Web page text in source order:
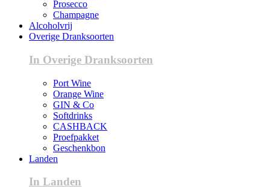
Prosecco
Champagne
Alcoholvrij
Overige Dranksoorten
In Overige Dranksoorten
Port Wine
Orange Wine
GIN & Co
Softdrinks
CASHBACK
Proefpakket
Geschenkbon
Landen
In Landen